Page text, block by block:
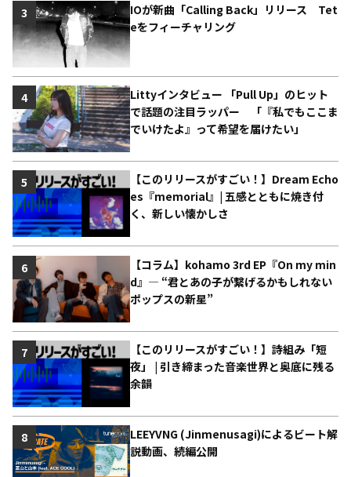
IOが新曲「Calling Back」リリース Tet
eをフィーチャリング
3
Littyインタビュー 「Pull Up」のヒット
で話題の注目ラッパー 「『私でもここま
でいけたよ』って希望を届けたい」
4
【このリリースがすごい！】Dream Echo
es『memorial』| 五感とともに焼き付
く、新しい懐かしさ
5
【コラム】kohamo 3rd EP『On my min
d』― “君とあの子が繋げるかもしれない
ポップスの新星”
6
【このリリースがすごい！】詩組み「短
夜」 | 引き締まった音楽世界と奥底に残る
余韻
7
LEEYVNG (Jinmenusagi)によるビート解
説動画、続編公開
8